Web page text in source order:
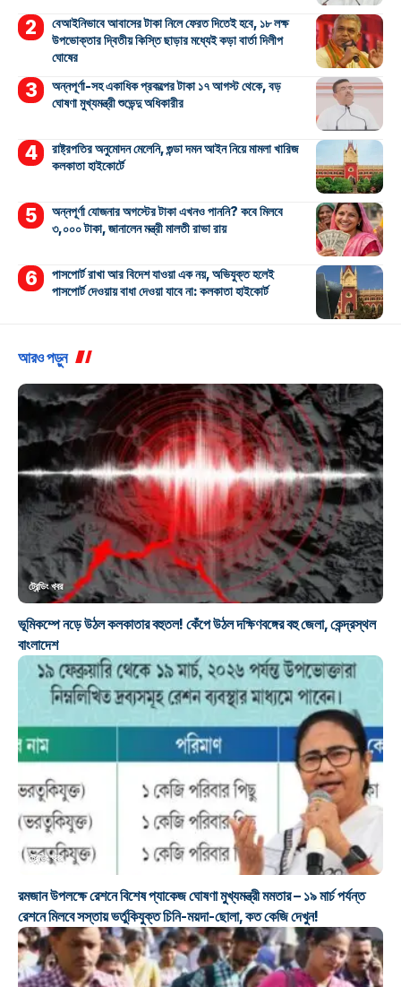
বেআইনিভাবে আবাসের টাকা নিলে ফেরত দিতেই হবে, ১৮ লক্ষ
উপভোক্তার দ্বিতীয় কিস্তি ছাড়ার মধ্যেই কড়া বার্তা দিলীপ
ঘোষের
অন্নপূর্ণা-সহ একাধিক প্রকল্পের টাকা ১৭ আগস্ট থেকে, বড়
ঘোষণা মুখ্যমন্ত্রী শুভেন্দু অধিকারীর
রাষ্ট্রপতির অনুমোদন মেলেনি, গুন্ডা দমন আইন নিয়ে মামলা খারিজ
কলকাতা হাইকোর্টে
অন্নপূর্ণা যোজনার অগস্টের টাকা এখনও পাননি? কবে মিলবে
৩,০০০ টাকা, জানালেন মন্ত্রী মালতী রাভা রায়
পাসপোর্ট রাখা আর বিদেশ যাওয়া এক নয়, অভিযুক্ত হলেই
পাসপোর্ট দেওয়ায় বাধা দেওয়া যাবে না: কলকাতা হাইকোর্ট
আরও পড়ুন
ট্রেন্ডিং খবর
ভূমিকম্পে নড়ে উঠল কলকাতার বহুতল! কেঁপে উঠল দক্ষিণবঙ্গের বহু জেলা, কেন্দ্রস্থল
বাংলাদেশ
ট্রেন্ডিং খবর
রমজান উপলক্ষে রেশনে বিশেষ প্যাকেজ ঘোষণা মুখ্যমন্ত্রী মমতার – ১৯ মার্চ পর্যন্ত
রেশনে মিলবে সস্তায় ভর্তুকিযুক্ত চিনি-ময়দা-ছোলা, কত কেজি দেখুন!